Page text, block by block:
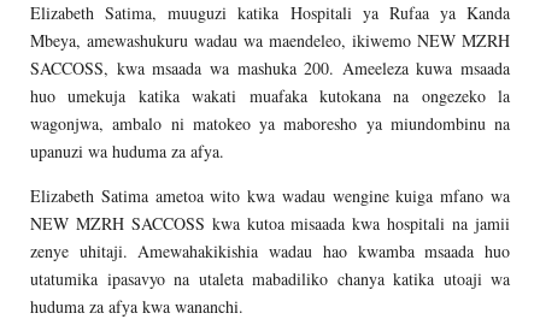
Elizabeth Satima, muuguzi katika Hospitali ya Rufaa ya Kanda
Mbeya, amewashukuru wadau wa maendeleo, ikiwemo NEW MZRH
SACCOSS, kwa msaada wa mashuka 200. Ameeleza kuwa msaada
huo umekuja katika wakati muafaka kutokana na ongezeko la
wagonjwa, ambalo ni matokeo ya maboresho ya miundombinu na
upanuzi wa huduma za afya.
Elizabeth Satima ametoa wito kwa wadau wengine kuiga mfano wa
NEW MZRH SACCOSS kwa kutoa misaada kwa hospitali na jamii
zenye uhitaji. Amewahakikishia wadau hao kwamba msaada huo
utatumika ipasavyo na utaleta mabadiliko chanya katika utoaji wa
huduma za afya kwa wananchi.